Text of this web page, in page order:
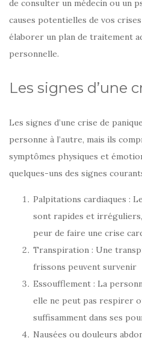
de consulter un médecin ou un
causes potentielles de vos
élaborer un plan de traitement
personnelle.
Les signes d’une
Les signes d’une crise de
personne à l’autre, mais ils
symptômes physiques et
quelques-uns des signes
Palpitations cardiaques :
sont rapides et
peur de faire une crise
Transpiration : Une
frissons peuvent survenir
Essoufflement : La
elle ne peut pas respirer
suffisamment dans ses
Nausées ou douleurs